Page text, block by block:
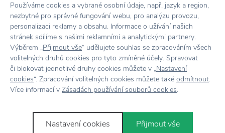
vyráběny z kvalitních materiálů jako např. z ušlechtilé nerezové
oceli, ze dřeva nebo ze skla. Díky jejich různým tvarovým
zpracováním a barevným provedením si ke svému stylu
zaručeně vyberete ty pravé.
Novinkye-mailem
Používáme cookies a vybrané osobní údaje, např. jazyk a region,
nezbytné pro správné fungování webu, pro analýzu provozu,
personalizaci reklamy a obsahu. Informace o užívání našich
stránek sdílíme s našimi reklamními a analytickými partnery.
Výběrem „Přijmout vše“ udělujete souhlas se zpracováním všech
volitelných druhů cookies pro tyto zmíněné účely. Spravovat
či blokovat jednotlivé druhy cookies můžete v „Nastavení
cookies“. Zpracování volitelných cookies můžete také odmítnout.
Více informací v Zásadách používání souborů cookies.
Nastavení cookies Přijmout vše